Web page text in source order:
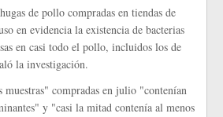
de pollo compradas en tiendas de
en evidencia la existencia de bacterias
en casi todo el pollo, incluidos los de
la investigación.
muestras" compradas en julio "contenían
y "casi la mitad contenía al menos